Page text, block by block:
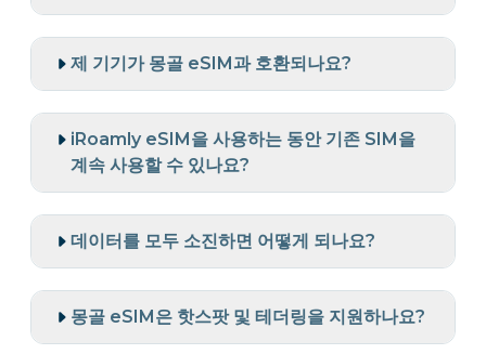
제 기기가 몽골 eSIM과 호환되나요?
iRoamly eSIM을 사용하는 동안 기존 SIM을
계속 사용할 수 있나요?
데이터를 모두 소진하면 어떻게 되나요?
몽골 eSIM은 핫스팟 및 테더링을 지원하나요?